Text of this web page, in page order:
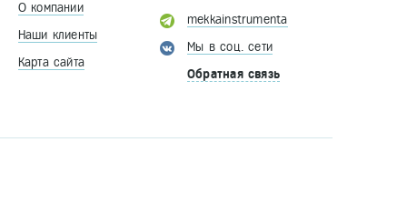
О компании
Наши клиенты
Карта сайта
mekkainstrumenta
Мы в соц. сети
Обратная связь